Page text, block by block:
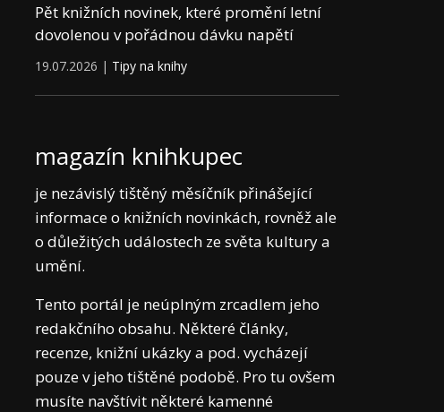
Pět knižních novinek, které promění letní
dovolenou v pořádnou dávku napětí
19.07.2026 | Tipy na knihy
magazín knihkupec
je nezávislý tištěný měsíčník přinášející
informace o knižních novinkách, rovněž ale
o důležitých událostech ze světa kultury a
umění.
Tento portál je neúplným zrcadlem jeho
redakčního obsahu. Některé články,
recenze, knižní ukázky a pod. vycházejí
pouze v jeho tištěné podobě. Pro tu ovšem
musíte navštívit některé kamenné